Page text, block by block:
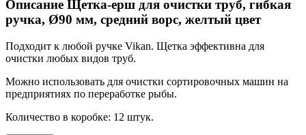
Описание Щетка-ерш для очистки труб, гибкая
ручка, Ø90 мм, средний ворс, желтый цвет
Подходит к любой ручке Vikan. Щетка эффективна для
очистки любых видов труб.
Можно использовать для очистки сортировочных машин на
предприятиях по переработке рыбы.
Количество в коробке: 12 штук.